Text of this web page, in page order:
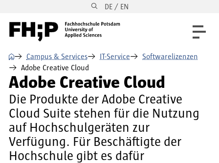
Direkt zur Hauptnavigation DE / EN
⌂ Campus & Services IT-Service
Softwarelizenzen
Adobe Creative Cloud
Adobe Creative Cloud
Die Produkte der Adobe Creative
Cloud Suite stehen für die Nutzung
auf Hochschulgeräten zur
Verfügung. Für Beschäftigte der
Hochschule gibt es dafür